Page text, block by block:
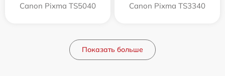
Canon Pixma TS5040 Canon Pixma TS3340
Показать больше